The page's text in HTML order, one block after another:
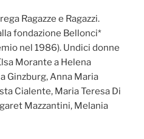
Ragazze e Ragazzi.
fondazione Bellonci*
nel 1986). Undici donne
Morante a Helena
Ginzburg, Anna Maria
Cialente, Maria Teresa Di
Mazzantini, Melania